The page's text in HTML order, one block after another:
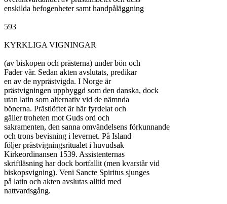
enskilda befogenheter samt handpåläggning
593
KYRKLIGA VIGNINGAR
(av biskopen och prästerna) under bön och
Fader vår. Sedan akten avslutats, predikar
en av de nyprästvigda. I Norge är
prästvigningen uppbyggd som den danska, dock
utan latin som alternativ vid de nämnda
bönerna. Prästlöftet är här fyrdelat och
gäller troheten mot Guds ord och
sakramenten, den sanna omvändelsens förkunnande
och trons bevisning i levernet. På Island
följer prästvigningsritualet i huvudsak
Kirkeordinansen 1539. Assistenternas
skriftläsning har dock bortfallit (men kvarstår vid
biskopsvigning). Veni Sancte Spiritus sjunges
på latin och akten avslutas alltid med
nattvardsgång.